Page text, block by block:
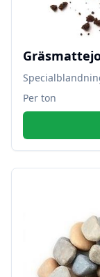
Per ton